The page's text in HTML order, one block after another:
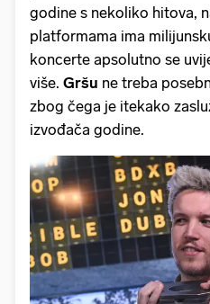
godine s nekoliko hitova,
platformama ima
koncerte apsolutno se
više. Gršu ne treba
zbog čega je itekako
izvođača godine.